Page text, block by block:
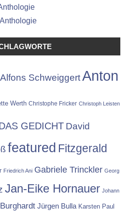
Alfons SchweiggertAnton
Werth Christophe Fricker Christoph Leisten
GEDICHT David
featured Fitzgerald
Friedrich Ani Gabriele Trinckler Georg
Jan-Eike Hornauer Johann
Jürgen Bulla Karsten Paul